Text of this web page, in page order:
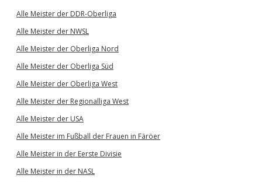
Alle Meister der DDR-Oberliga
Alle Meister der NWSL
Alle Meister der Oberliga Nord
Alle Meister der Oberliga Süd
Alle Meister der Oberliga West
Alle Meister der Regionalliga West
Alle Meister der USA
Alle Meister im Fußball der Frauen in Färöer
Alle Meister in der Eerste Divisie
Alle Meister in der NASL